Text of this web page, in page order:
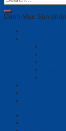
Danh Mục Sản